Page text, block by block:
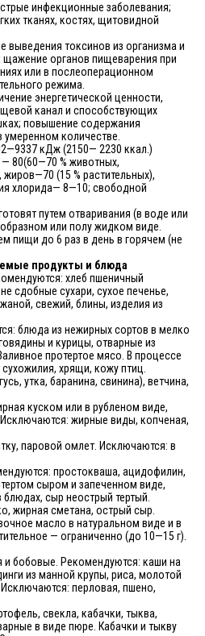
инфекционные заболевания;
тканях, костях, щитовидной
выведения токсинов из организма и
органов пищеварения при
или в послеоперационном
режима.
энергетической ценности,
канал и способствующих
повышение содержания
количестве.
кДж (2150— 2230 ккал.)
80(60—70 % животных,
(15 % растительных),
хлорида— 8—10; свободной
путем отваривания (в воде или
или полу жидком виде.
пищи до 6 раз в день в горячем (не
продукты и блюда
хлеб пшеничный
сдобные сухари, сухое печенье,
свежий, блины, изделия из
блюда из нежирных сортов в мелко
и курицы, отварные из
протертое мясо. В процессе
хрящи, кожу птиц.
утка, баранина, свинина), ветчина,
куском или в рубленом виде,
жирные виды, копченая,
паровой омлет. Исключаются: в
простокваша, ацидофилин,
сыром и запеченном виде,
сыр неострый тертый.
жирная сметана, острый сыр.
масло в натуральном виде и в
— ограниченно (до 10—15 г).
и бобовые. Рекомендуются: каши на
из манной крупы, риса, молотой
перловая, пшено,
свекла, кабачки, тыква,
в виде пюре. Кабачки и тыкву